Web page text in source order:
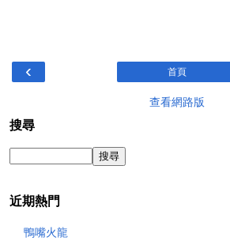
‹ 首頁
查看網路版
搜尋
近期熱門
鴨嘴火龍